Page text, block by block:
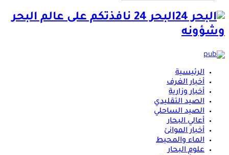
البحر 24 نافذتكم على عالم البحر
وشؤونه
الرئيسية
أخبار الغرف
أخبار وزارية
الصيد التقليدي
الصيد الساحلي
أعالي البحار
أخبار الموانئ
الماء والمحيط
علوم البحار